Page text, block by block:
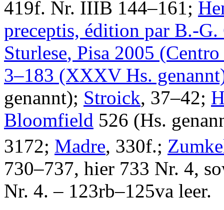
419f. Nr. IIIB 144–161;
preceptis, édition par B.-G.
Sturlese, Pisa 2005
3–183 (XXXV Hs.
genannt); Stroick, 37–42;
Bloomfield 526 (Hs.
3172; Madre, 330f.;
730–737, hier 733 Nr. 4,
Nr. 4. – 123rb–125va leer.